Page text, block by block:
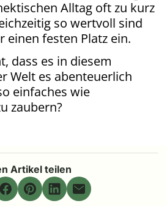
Alltag oft zu kurz
so wertvoll sind
einen festen Platz ein.
dass es in diesem
Welt es abenteuerlich
einfaches wie
zaubern?
Artikel teilen